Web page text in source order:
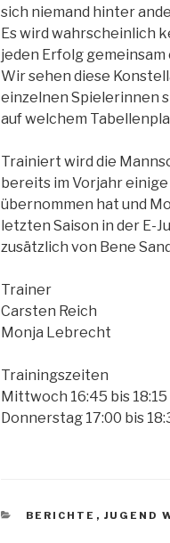
sich niemand hinter
Es wird wahrscheinlich
jeden Erfolg
Wir sehen diese
einzelnen Spielerinnen
auf welchem
Trainiert wird die
bereits im Vorjahr
übernommen hat und
letzten Saison in der E-
zusätzlich von Bene
Trainer
Carsten Reich
Monja Lebrecht
Trainingszeiten
Mittwoch 16:45 bis 18:15
Donnerstag 17:00 bis
BERICHTE , JUGEND